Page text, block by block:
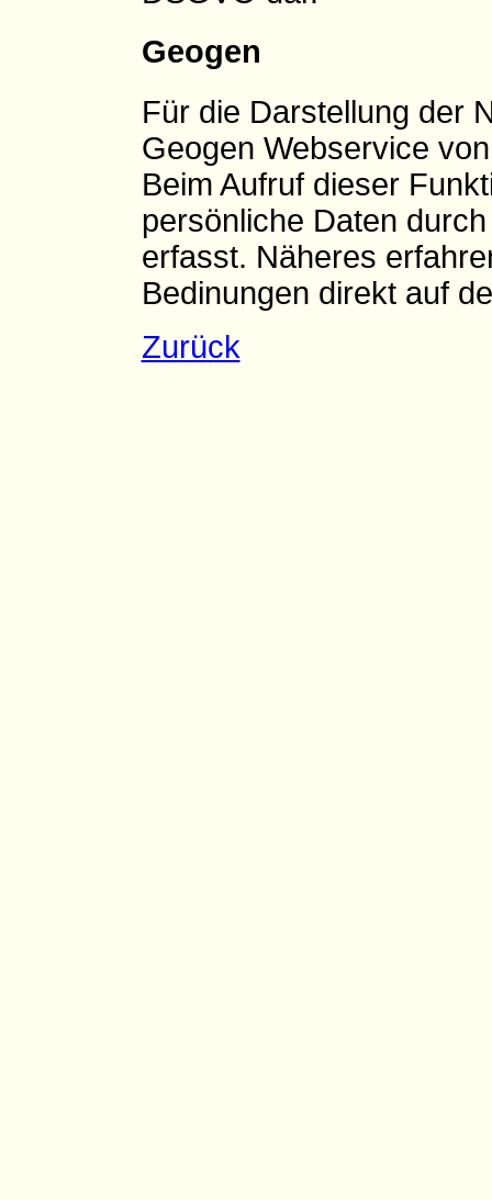
Geogen
Für die Darstellung der
Geogen Webservice
Beim Aufruf dieser
persönliche Daten
erfasst. Näheres
Bedinungen direkt auf
Zurück